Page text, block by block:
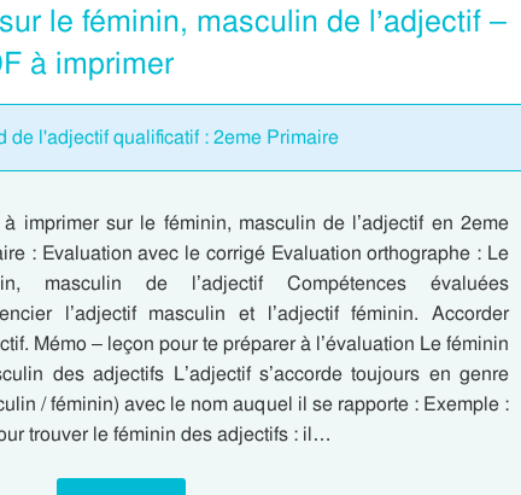
le féminin, masculin de l’adjectif –
à imprimer
de l'adjectif qualificatif : 2eme Primaire
imprimer sur le féminin, masculin de l’adjectif en 2eme
: Evaluation avec le corrigé Evaluation orthographe : Le
masculin de l’adjectif Compétences évaluées
l’adjectif masculin et l’adjectif féminin. Accorder
Mémo – leçon pour te préparer à l’évaluation Le féminin
des adjectifs L’adjectif s’accorde toujours en genre
/ féminin) avec le nom auquel il se rapporte : Exemple :
trouver le féminin des adjectifs : il…